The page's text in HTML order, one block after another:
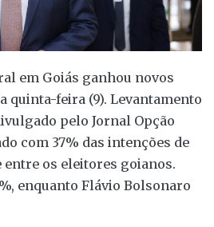
em Goiás ganhou novos
quinta-feira (9). Levantamento
pelo Jornal Opção
com 37% das intenções de
os eleitores goianos.
enquanto Flávio Bolsonaro